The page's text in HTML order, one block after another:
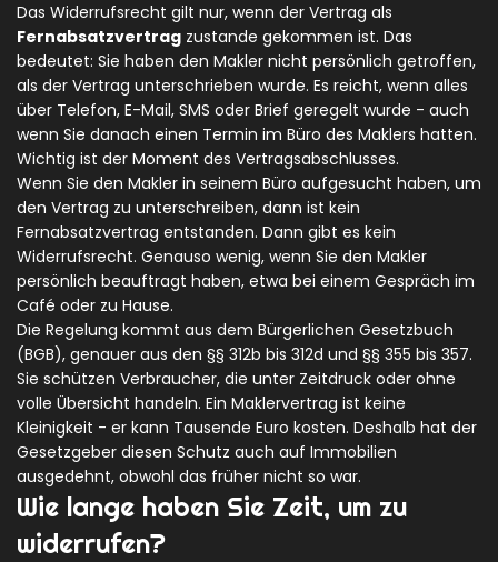
Das Widerrufsrecht gilt nur, wenn der Vertrag als
Fernabsatzvertrag zustande gekommen ist. Das
bedeutet: Sie haben den Makler nicht persönlich getroffen,
als der Vertrag unterschrieben wurde. Es reicht, wenn alles
über Telefon, E-Mail, SMS oder Brief geregelt wurde - auch
wenn Sie danach einen Termin im Büro des Maklers hatten.
Wichtig ist der Moment des Vertragsabschlusses.
Wenn Sie den Makler in seinem Büro aufgesucht haben, um
den Vertrag zu unterschreiben, dann ist kein
Fernabsatzvertrag entstanden. Dann gibt es kein
Widerrufsrecht. Genauso wenig, wenn Sie den Makler
persönlich beauftragt haben, etwa bei einem Gespräch im
Café oder zu Hause.
Die Regelung kommt aus dem Bürgerlichen Gesetzbuch
(BGB), genauer aus den §§ 312b bis 312d und §§ 355 bis 357.
Sie schützen Verbraucher, die unter Zeitdruck oder ohne
volle Übersicht handeln. Ein Maklervertrag ist keine
Kleinigkeit - er kann Tausende Euro kosten. Deshalb hat der
Gesetzgeber diesen Schutz auch auf Immobilien
ausgedehnt, obwohl das früher nicht so war.
Wie lange haben Sie Zeit, um zu
widerrufen?